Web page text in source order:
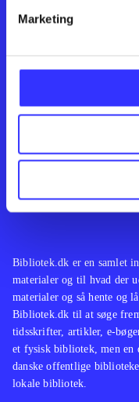
Marketing
Bibliotek.dk er en samlet
materialer og til hvad der
materialer og så hente og
Bibliotek.dk til at søge
tidsskrifter, artikler, e-
et fysisk bibliotek, men en
danske offentlige
lokale bibliotek.
Kontakt os
English